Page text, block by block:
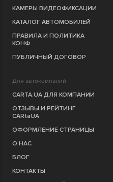
КАМЕРЫ ВИДЕОФИКСАЦИИ
КАТАЛОГ АВТОМОБИЛЕЙ
ПРАВИЛА И ПОЛИТИКА
КОНФ.
ПУБЛИЧНЫЙ ДОГОВОР
Для автокомпаний
CARTA.UA ДЛЯ КОМПАНИИ
ОТЗЫВЫ И РЕЙТИНГ
CARtaUA
ОФОРМЛЕНИЕ СТРАНИЦЫ
О НАС
БЛОГ
КОНТАКТЫ